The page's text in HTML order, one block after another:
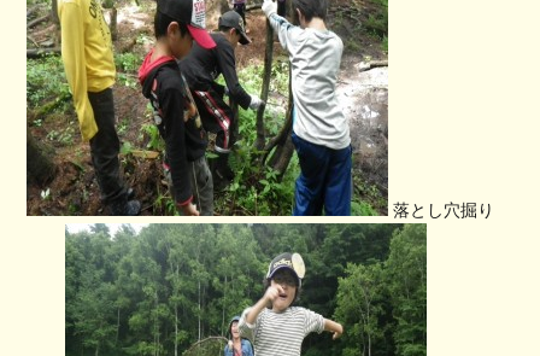
落とし穴掘り